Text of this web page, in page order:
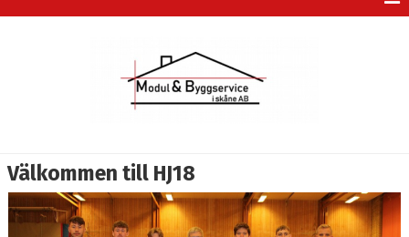
NYHETER
BILDGALLERI
Välkommen till HJ18